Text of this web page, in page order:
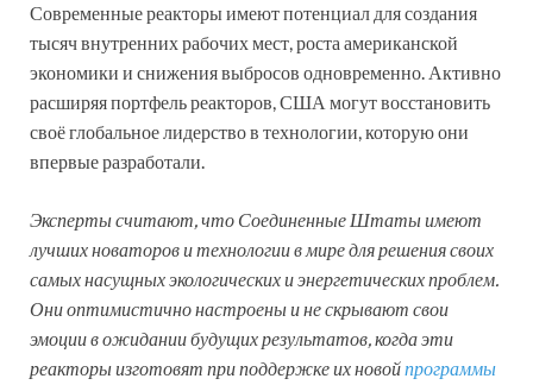
Современные реакторы имеют потенциал для создания
тысяч внутренних рабочих мест, роста американской
экономики и снижения выбросов одновременно. Активно
расширяя портфель реакторов, США могут восстановить
своё глобальное лидерство в технологии, которую они
впервые разработали.
Эксперты считают, что Соединенные Штаты имеют
лучших новаторов и технологии в мире для решения своих
самых насущных экологических и энергетических проблем.
Они оптимистично настроены и не скрывают свои
эмоции в ожидании будущих результатов, когда эти
реакторы изготовят при поддержке их новойпрограммы